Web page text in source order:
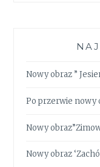
Nowy obraz ”
Po przerwie nowy
Nowy
Nowy obraz